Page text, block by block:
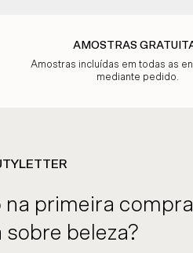
AMOSTRAS
Amostras incluídas em todas as
mediante pedido.
na primeira
beleza?